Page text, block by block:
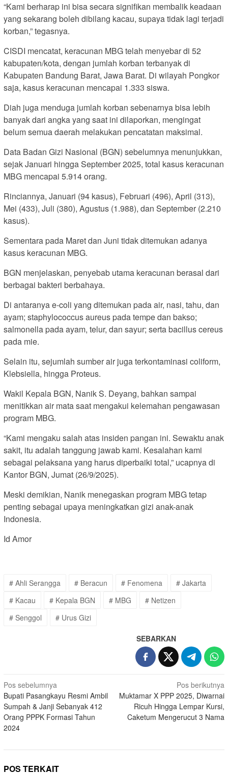
“Kami berharap ini bisa secara signifikan membalik keadaan
yang sekarang boleh dibilang kacau, supaya tidak lagi terjadi
korban,” tegasnya.
CISDI mencatat, keracunan MBG telah menyebar di 52
kabupaten/kota, dengan jumlah korban terbanyak di
Kabupaten Bandung Barat, Jawa Barat. Di wilayah Pongkor
saja, kasus keracunan mencapai 1.333 siswa.
Diah juga menduga jumlah korban sebenarnya bisa lebih
banyak dari angka yang saat ini dilaporkan, mengingat
belum semua daerah melakukan pencatatan maksimal.
Data Badan Gizi Nasional (BGN) sebelumnya menunjukkan,
sejak Januari hingga September 2025, total kasus keracunan
MBG mencapai 5.914 orang.
Rinciannya, Januari (94 kasus), Februari (496), April (313),
Mei (433), Juli (380), Agustus (1.988), dan September (2.210
kasus).
Sementara pada Maret dan Juni tidak ditemukan adanya
kasus keracunan MBG.
BGN menjelaskan, penyebab utama keracunan berasal dari
berbagai bakteri berbahaya.
Di antaranya e-coli yang ditemukan pada air, nasi, tahu, dan
ayam; staphylococcus aureus pada tempe dan bakso;
salmonella pada ayam, telur, dan sayur; serta bacillus cereus
pada mie.
Selain itu, sejumlah sumber air juga terkontaminasi coliform,
Klebsiella, hingga Proteus.
Wakil Kepala BGN, Nanik S. Deyang, bahkan sampai
menitikkan air mata saat mengakui kelemahan pengawasan
program MBG.
“Kami mengaku salah atas insiden pangan ini. Sewaktu anak
sakit, itu adalah tanggung jawab kami. Kesalahan kami
sebagai pelaksana yang harus diperbaiki total,” ucapnya di
Kantor BGN, Jumat (26/9/2025).
Meski demikian, Nanik menegaskan program MBG tetap
penting sebagai upaya meningkatkan gizi anak-anak
Indonesia.
Id Amor
# Ahli Serangga # Beracun # Fenomena
# Jakarta
# Kacau
# Kepala BGN # MBG
# Netizen
# Senggol
# Urus Gizi
SEBARKAN
Navigasi
pos
Pos sebelumnya
Bupati Pasangkayu Resmi Ambil
Sumpah & Janji Sebanyak 412
Orang PPPK Formasi Tahun
2024
Pos berikutnya
Muktamar X PPP 2025, Diwarnai
Ricuh Hingga Lempar Kursi,
Caketum Mengerucut 3 Nama
POS TERKAIT